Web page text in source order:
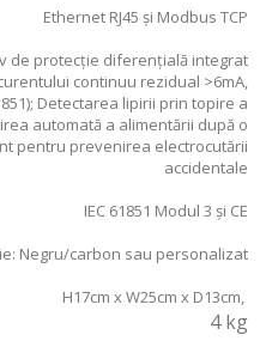
Ethernet RJ45 și Modbus TCP
de protecție diferențială integrat
continuu rezidual >6mA,
Detectarea lipirii prin topire a
automată a alimentării după o
pentru prevenirea electrocutării
accidentale
IEC 61851 Modul 3 și CE
Negru/carbon sau personalizat
H17cm x W25cm x D13cm,
4 kg